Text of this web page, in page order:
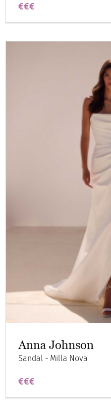
€€€
Anna Johnson
Sandal - Milla Nova
€€€